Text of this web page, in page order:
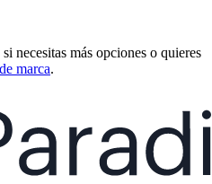
necesitas más opciones o quieres
marca.